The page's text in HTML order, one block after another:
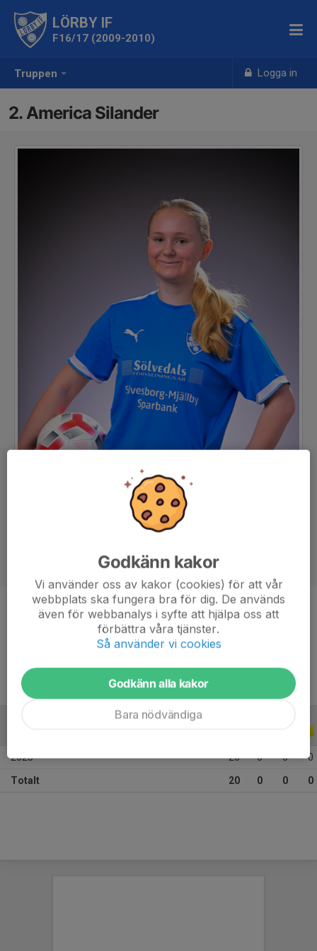
Truppen Logga in
LÖRBY IF
F16/17 (2009-2010)
2. America Silander
Position
-
15 år
2025 20 0 0 0
Totalt 20 0 0 0
Godkänn kakor
Vi använder oss av kakor (cookies) för att vår
webbplats ska fungera bra för dig. De används
även för webbanalys i syfte att hjälpa oss att
förbättra våra tjänster.
Så använder vi cookies
Godkänn alla kakor
Bara nödvändiga